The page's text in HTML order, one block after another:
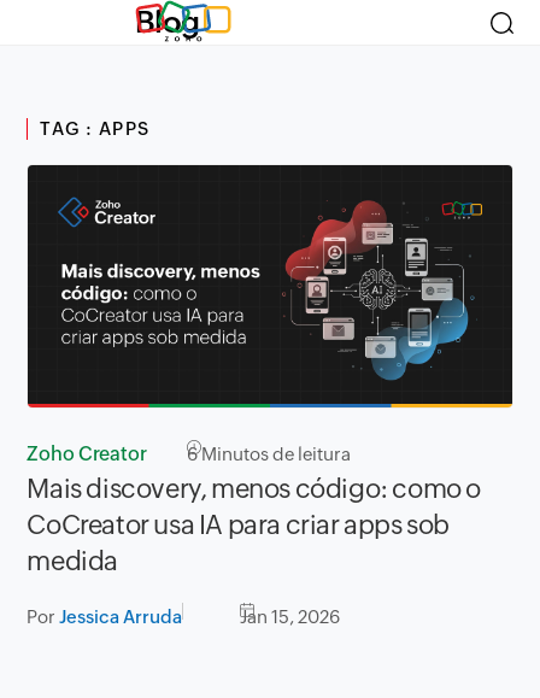
Blog
TAG : APPS
Zoho Creator 6Minutos de leitura
Mais discovery, menos código: como o
CoCreator usa IA para criar apps sob
medida
PorJessica Arruda Jan 15, 2026